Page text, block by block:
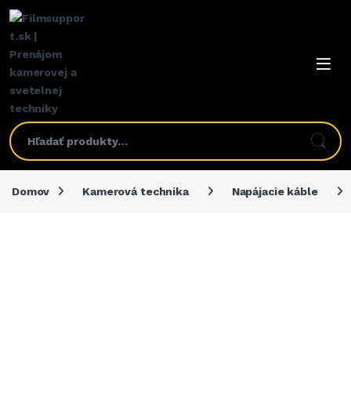
Domov Kamerová technika Napájacie káble